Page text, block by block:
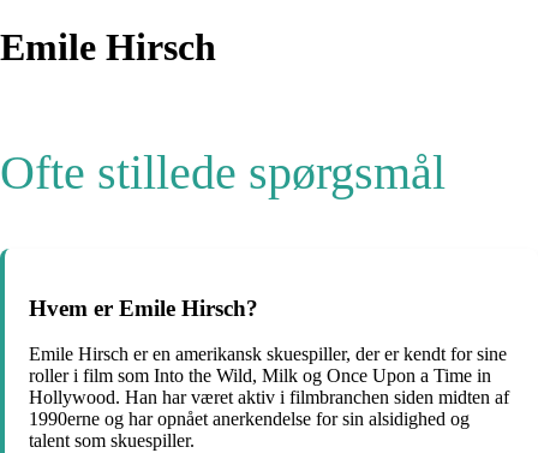
Emile Hirsch
Ofte stillede spørgsmål
Hvem er Emile Hirsch?
Emile Hirsch er en amerikansk skuespiller, der er kendt for sine
roller i film som Into the Wild, Milk og Once Upon a Time in
Hollywood. Han har været aktiv i filmbranchen siden midten af
1990erne og har opnået anerkendelse for sin alsidighed og
talent som skuespiller.